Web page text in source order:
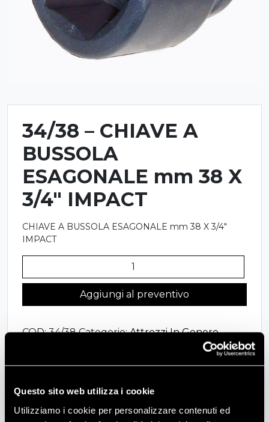
Questo sito web utilizza i cookie
Utilizziamo i cookie per personalizzare contenuti ed
34/38 – CHIAVE A
BUSSOLA
ESAGONALE mm 38 X
3/4″ IMPACT
CHIAVE A BUSSOLA ESAGONALE mm 38 X 3/4″
IMPACT
-
A
ESAGONALE
38
3/4"
IMPACT
Aggiungi al preventivo
COD:34/38 Categorie:Attrezzi In Genere,
Descrizione